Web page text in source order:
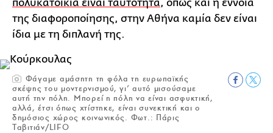
πολυκατοικία είναι ταυτότητα, όπως και η έννοια
της διαφοροποίησης, στην Αθήνα καμία δεν είναι
ίδια με τη διπλανή της.
Φάγαμε αμάσητη τη φόλα τη ευρωπαϊκής
σκέψης του μοντερνισμού, γι’ αυτό μισούσαμε
αυτή την πόλη. Μπορεί η πόλη να είναι ασφυκτική,
αλλά, έτσι όπως χτίστηκε, είναι συνεκτική και ο
δημόσιος χώρος κοινωνικός. Φωτ.: Πάρις
Ταβιτιάν/LIFO